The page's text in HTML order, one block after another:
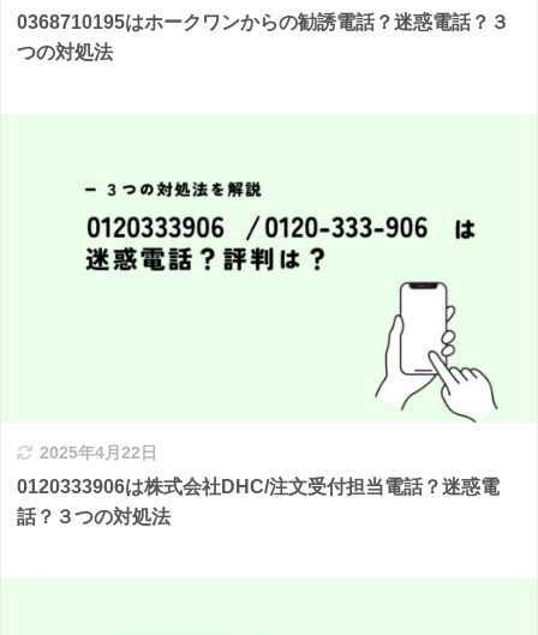
0368710195はホークワンからの勧誘電話？迷惑電話？３
つの対処法
2025年4月22日
0120333906は株式会社DHC/注文受付担当電話？迷惑電
話？３つの対処法